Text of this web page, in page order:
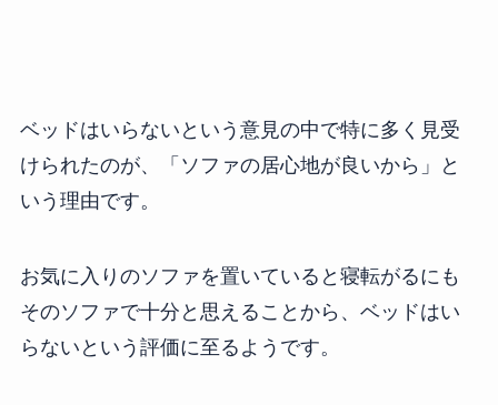
ベッドはいらないという意見の中で特に多く見受
けられたのが、「ソファの居心地が良いから」と
いう理由です。
お気に入りのソファを置いていると寝転がるにも
そのソファで十分と思えることから、ベッドはい
らないという評価に至るようです。